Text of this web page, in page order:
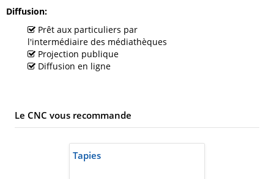
Diffusion
Prêt aux particuliers par
l'intermédiaire des médiathèques
Projection publique
Diffusion en ligne
Le CNC vous recommande
Tapies